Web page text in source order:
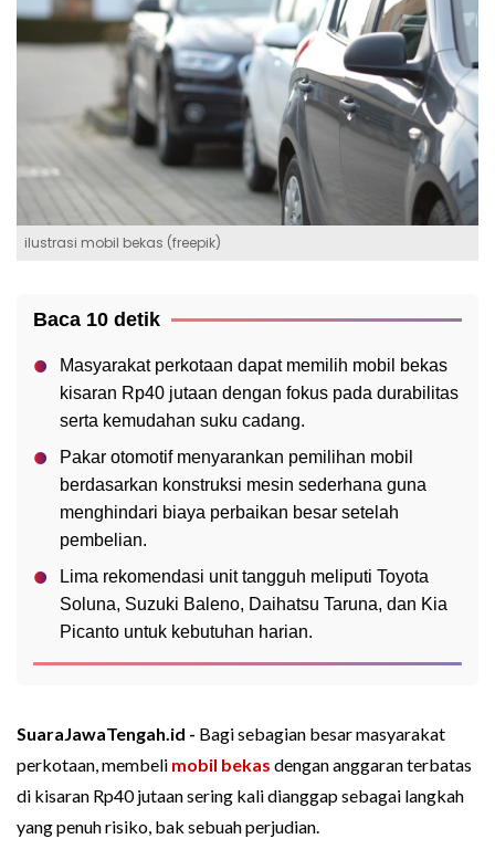
ilustrasi mobil bekas (freepik)
Baca 10 detik
Masyarakat perkotaan dapat memilih mobil bekas
kisaran Rp40 jutaan dengan fokus pada durabilitas
serta kemudahan suku cadang.
Pakar otomotif menyarankan pemilihan mobil
berdasarkan konstruksi mesin sederhana guna
menghindari biaya perbaikan besar setelah
pembelian.
Lima rekomendasi unit tangguh meliputi Toyota
Soluna, Suzuki Baleno, Daihatsu Taruna, dan Kia
Picanto untuk kebutuhan harian.
SuaraJawaTengah.id - Bagi sebagian besar masyarakat
perkotaan, membeli mobil bekas dengan anggaran terbatas
di kisaran Rp40 jutaan sering kali dianggap sebagai langkah
yang penuh risiko, bak sebuah perjudian.